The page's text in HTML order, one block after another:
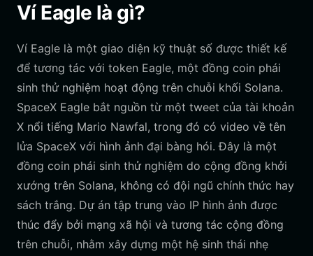
Ví Eagle là gì?
Ví Eagle là một giao diện kỹ thuật số được thiết kế
để tương tác với token Eagle, một đồng coin phái
sinh thử nghiệm hoạt động trên chuỗi khối Solana.
SpaceX Eagle bắt nguồn từ một tweet của tài khoản
X nổi tiếng Mario Nawfal, trong đó có video về tên
lửa SpaceX với hình ảnh đại bàng hói. Đây là một
đồng coin phái sinh thử nghiệm do cộng đồng khởi
xướng trên Solana, không có đội ngũ chính thức hay
sách trắng. Dự án tập trung vào IP hình ảnh được
thúc đẩy bởi mạng xã hội và tương tác cộng đồng
trên chuỗi, nhằm xây dựng một hệ sinh thái nhẹ